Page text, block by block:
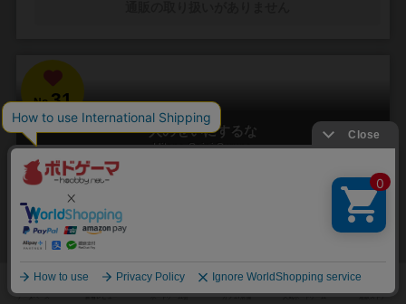
No.31
人のせいにするな
Hitono Seini Suruna
3～5人
責任をなすりつけろ！
「お前がやったんだろ！！」 やった覚えのないミスや罪を押し付けら